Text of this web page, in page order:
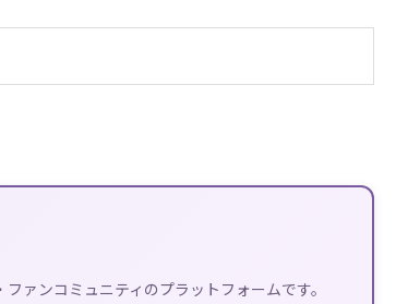
ァンコミュニティのプラットフォームです。